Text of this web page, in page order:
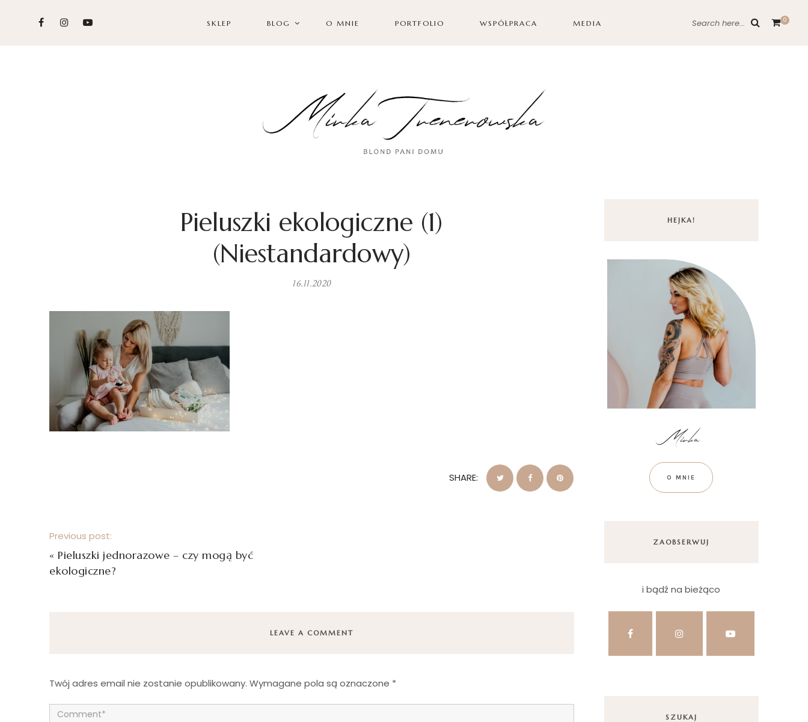
SKLEP BLOG O MNIE PORTFOLIO WSPÓŁPRACA MEDIA Search here... 0
Pieluszki ekologiczne (1)
(Niestandardowy)
16.11.2020
SHARE:
Previous post:
« Pieluszki jednorazowe – czy mogą być
ekologiczne?
LEAVE A COMMENT
Twój adres email nie zostanie opublikowany. Wymagane pola są oznaczone *
HEJKA!
O MNIE
ZAOBSERWUJ
i bądź na bieżąco
SZUKAJ